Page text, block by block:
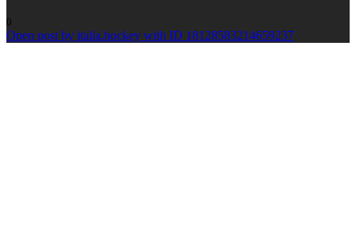
0
Open post by italia.hockey with ID 18128583214659237